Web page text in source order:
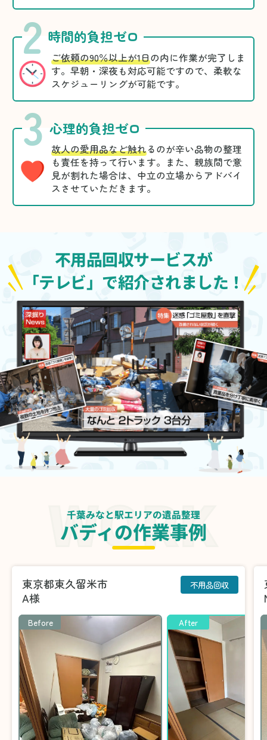
2 時間的負担ゼロ
ご依頼の90％以上が1日の内に作業が完了しま
す。早朝・深夜も対応可能ですので、柔軟な
スケジューリングが可能です。
3 心理的負担ゼロ
故人の愛用品など触れるのが辛い品物の整理
も責任を持って行います。また、親族間で意
見が割れた場合は、中立の立場からアドバイ
スさせていただきます。
不用品回収サービスが
「テレビ」で紹介されました！
千葉みなと駅エリアの遺品整理
バディの作業事例
東京都東久留米市
A様
不用品回収
Before After